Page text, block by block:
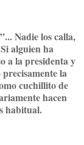
Nadie los calla,
alguien ha
a la presidenta y
la
cuchillito de
hacen
habitual.